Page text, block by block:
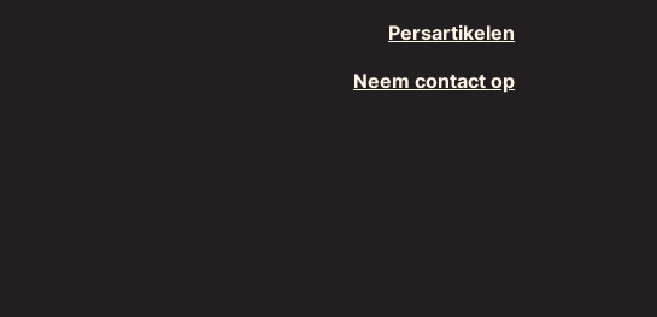
Persartikelen
Neem contact op